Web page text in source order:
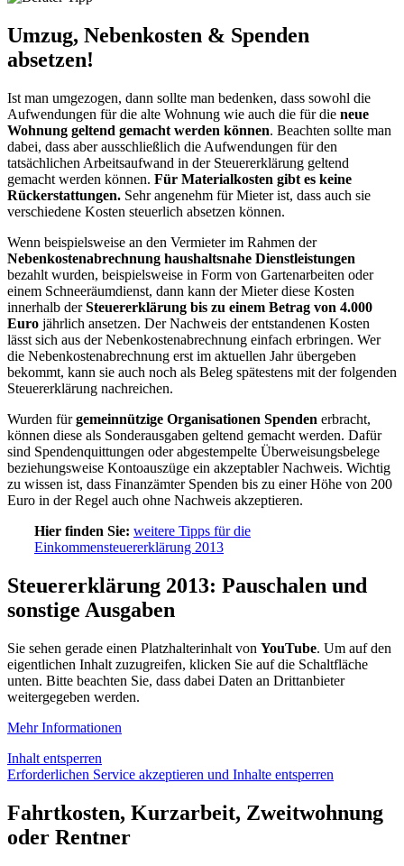
Umzug, Nebenkosten & Spenden
absetzen!
Ist man umgezogen, dann sollte man bedenken, dass sowohl die
Aufwendungen für die alte Wohnung wie auch die für die neue
Wohnung geltend gemacht werden können. Beachten sollte man
dabei, dass aber ausschließlich die Aufwendungen für den
tatsächlichen Arbeitsaufwand in der Steuererklärung geltend
gemacht werden können. Für Materialkosten gibt es keine
Rückerstattungen. Sehr angenehm für Mieter ist, dass auch sie
verschiedene Kosten steuerlich absetzen können.
Wenn beispielsweise an den Vermieter im Rahmen der
Nebenkostenabrechnung haushaltsnahe Dienstleistungen
bezahlt wurden, beispielsweise in Form von Gartenarbeiten oder
einem Schneeräumdienst, dann kann der Mieter diese Kosten
innerhalb derSteuererklärung bis zu einem Betrag von 4.000
Euro jährlich ansetzen. Der Nachweis der entstandenen Kosten
lässt sich aus der Nebenkostenabrechnung einfach erbringen. Wer
die Nebenkostenabrechnung erst im aktuellen Jahr übergeben
bekommt, kann sie auch noch als Beleg spätestens mit der folgenden
Steuererklärung nachreichen.
Wurden fürgemeinnützige Organisationen Spenden erbracht,
können diese als Sonderausgaben geltend gemacht werden. Dafür
sind Spendenquittungen oder abgestempelte Überweisungsbelege
beziehungsweise Kontoauszüge ein akzeptabler Nachweis. Wichtig
zu wissen ist, dass Finanzämter Spenden bis zu einer Höhe von 200
Euro in der Regel auch ohne Nachweis akzeptieren.
Hier finden Sie: weitere Tipps für die
Einkommensteuererklärung 2013
Steuererklärung 2013: Pauschalen und
sonstige Ausgaben
Sie sehen gerade einen Platzhalterinhalt von YouTube. Um auf den
eigentlichen Inhalt zuzugreifen, klicken Sie auf die Schaltfläche
unten. Bitte beachten Sie, dass dabei Daten an Drittanbieter
weitergegeben werden.
Mehr Informationen
Inhalt entsperren
Erforderlichen Service akzeptieren und Inhalte entsperren
Fahrtkosten, Kurzarbeit, Zweitwohnung
oder Rentner